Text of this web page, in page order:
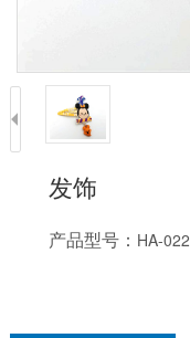
发饰
产品型号： HA-022